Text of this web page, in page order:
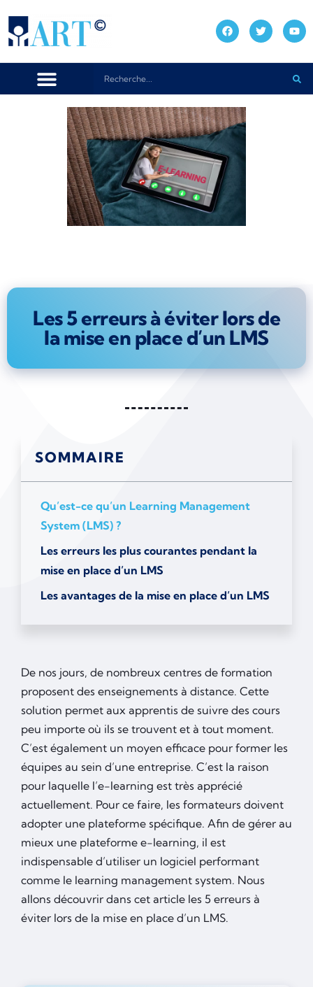
Les 5 erreurs à éviter lors de
la mise en place d’un LMS
SOMMAIRE
Qu’est-ce qu’un Learning Management
System (LMS) ?
Les erreurs les plus courantes pendant la
mise en place d’un LMS
Les avantages de la mise en place d’un LMS
De nos jours, de nombreux centres de formation
proposent des enseignements à distance. Cette
solution permet aux apprentis de suivre des cours
peu importe où ils se trouvent et à tout moment.
C’est également un moyen efficace pour former les
équipes au sein d’une entreprise. C’est la raison
pour laquelle l’e-learning est très apprécié
actuellement. Pour ce faire, les formateurs doivent
adopter une plateforme spécifique. Afin de gérer au
mieux une plateforme e-learning, il est
indispensable d’utiliser un logiciel performant
comme le learning management system. Nous
allons découvrir dans cet article les 5 erreurs à
éviter lors de la mise en place d’un LMS.